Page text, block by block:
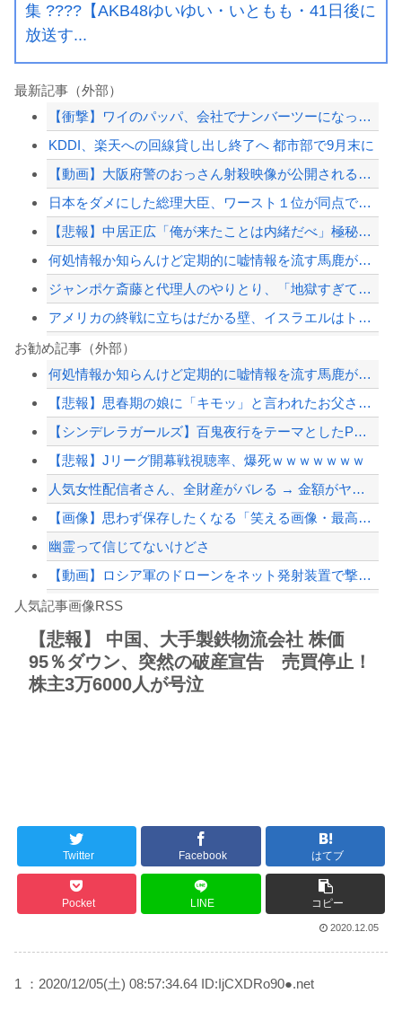
集 ????【AKB48ゆいゆい・いともも・41日後に
放送す...
最新記事（外部）
【衝撃】ワイのパッパ、会社でナンバーツーになった結果ｗｗｗｗｗｗｗｗｗｗ
KDDI、楽天への回線貸し出し終了へ 都市部で9月末に
【動画】大阪府警のおっさん射殺映像が公開される。当然のように無抵抗だったことが発...
日本をダメにした総理大臣、ワースト１位が同点でこの人ｗｗｗｗｗｗ
【悲報】中居正広「俺が来たことは内緒だべ」極秘で熊本でボランティアをしていた
何処情報か知らんけど定期的に嘘情報を流す馬鹿がいる
ジャンポケ斎藤と代理人のやりとり、「地獄すぎて完全にコントになってる……」と衝撃...
アメリカの終戦に立ちはだかる壁、イスラエルはトランプ和平案に「同意せず」！
ショートスリーパー堀大輔、高須幹弥にブチギレ
韓国サッカーのイメージが墜落
ショートスリーパー堀大輔、高須幹弥にブチギレ
【最近】冷たい空調服ってやつが出てるらしくめっちゃ欲しい
【配信者】「金バエ」のSNS更新が1週間途絶え、様々な憶測が飛び交う。1週間ぶり...
Powered by livedoor 相互RSS
お勧め記事（外部）
何処情報か知らんけど定期的に嘘情報を流す馬鹿がいる
【悲報】思春期の娘に「キモッ」と言われたお父さん、グレる
【シンデレラガールズ】百鬼夜行をテーマとしたPOP UP SHOPが東京・大阪に...
【悲報】Jリーグ開幕戦視聴率、爆死ｗｗｗｗｗｗｗ
人気女性配信者さん、全財産がバレる → 金額がヤバすぎるｗｗｗｗｗｗ
【画像】思わず保存したくなる「笑える画像・最高な画像」貼っていけｗｗｗｗｗ
幽霊って信じてないけどさ
【動画】ロシア軍のドローンをネット発射装置で撃墜するウクライナ。
8/4のニュース
Powered by livedoor 相互RSS
人気記事画像RSS
【悲報】 中国、大手製鉄物流会社 株価
95％ダウン、突然の破産宣告 売買停止！
株主3万6000人が号泣
Twitter Facebook はてブ
Pocket LINE コピー
2020.12.05
1 ：2020/12/05(土) 08:57:34.64 ID:IjCXDRo90●.net